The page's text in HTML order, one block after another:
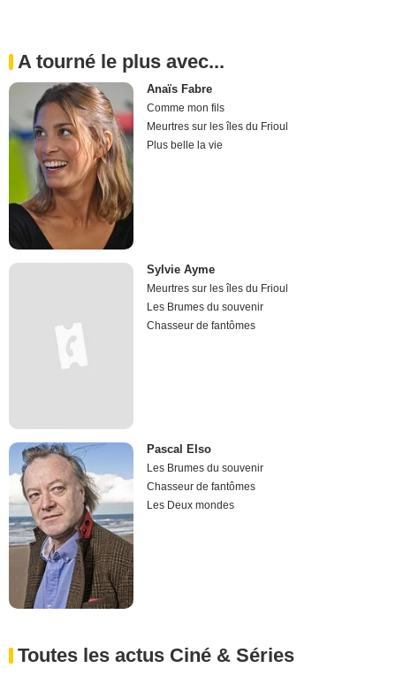
A tourné le plus avec...
Anaïs Fabre
Comme mon fils
Meurtres sur les îles du Frioul
Plus belle la vie
Sylvie Ayme
Meurtres sur les îles du Frioul
Les Brumes du souvenir
Chasseur de fantômes
Pascal Elso
Les Brumes du souvenir
Chasseur de fantômes
Les Deux mondes
Toutes les actus Ciné & Séries